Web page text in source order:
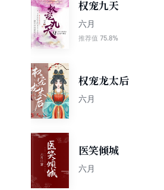
权宠九天
六月
推荐值 75.8%
权宠龙太后
六月
医笑倾城
六月